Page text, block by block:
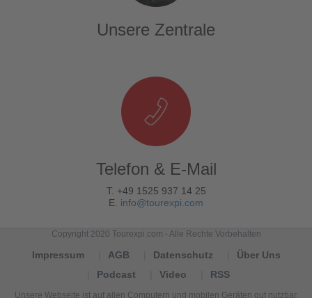
Unsere Zentrale
Telefon & E-Mail
T. +49 1525 937 14 25
E. info@tourexpi.com
Copyright 2020 Tourexpi.com - Alle Rechte Vorbehalten
Impressum AGB Datenschutz
Über Uns
Podcast
Video RSS
Unsere Webseite ist auf allen Computern und mobilen Geräten gut nutzbar.